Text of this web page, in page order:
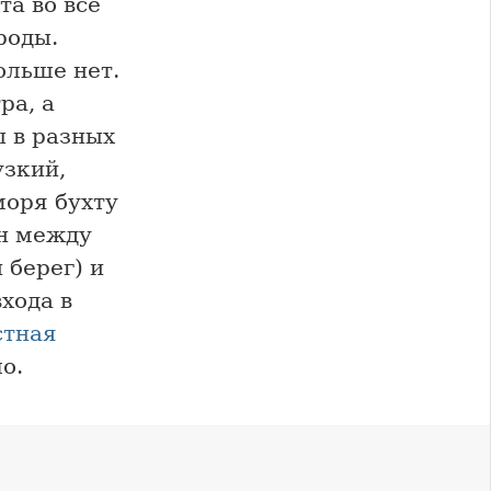
нет.
а
в разных
бухту
между
и
в